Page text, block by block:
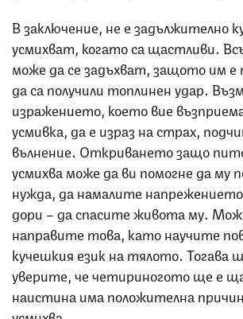
В заключение, не е задължително
усмихват, когато са щастливи.
може да се задъхват, защото им е
да са получили топлинен удар.
изражението, което вие
усмивка, да е израз на страх,
вълнение. Откриването защо
усмихва може да ви помогне да му
нужда, да намалите
дори – да спасите живота му.
направите това, като научите
кучешкия език на тялото. Тогава
уверите, че четириногото ще е
наистина има положителна